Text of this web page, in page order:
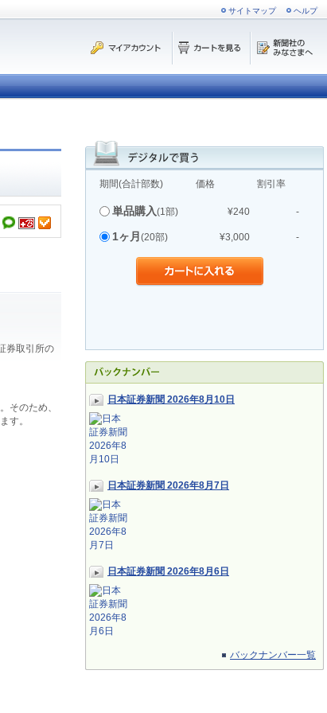
サイトマップ ヘルプ
期間(合計部数) 価格 割引率
単品購入(1部) ¥240 -
1ヶ月 (20部) ¥3,000 -
日本証券新聞 2026年8月10日
日本証券新聞 2026年8月7日
日本証券新聞 2026年8月6日
バックナンバー一覧
券取引所の
そのため、
す。